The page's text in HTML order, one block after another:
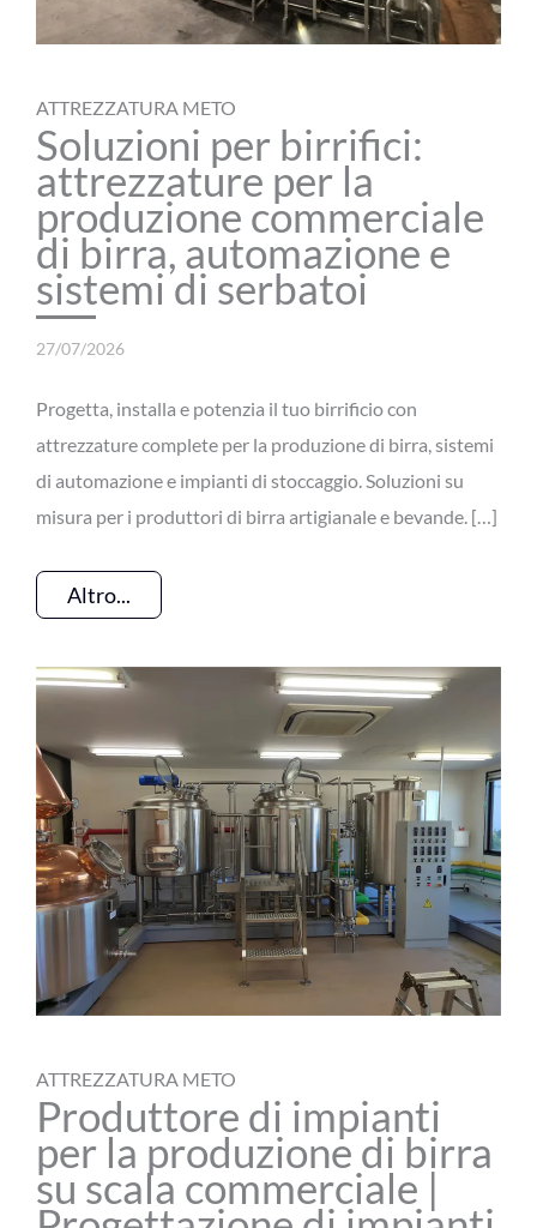
ATTREZZATURA METO
Soluzioni per birrifici:
attrezzature per la
produzione commerciale
di birra, automazione e
sistemi di serbatoi
27/07/2026
Progetta, installa e potenzia il tuo birrificio con
attrezzature complete per la produzione di birra, sistemi
di automazione e impianti di stoccaggio. Soluzioni su
misura per i produttori di birra artigianale e bevande. […]
Altro...
ATTREZZATURA METO
Produttore di impianti
per la produzione di birra
su scala commerciale |